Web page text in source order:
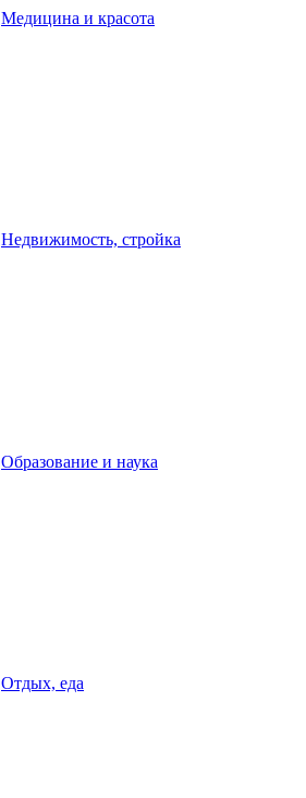
Медицина и красота
Недвижимость, стройка
Образование и наука
Отдых, еда